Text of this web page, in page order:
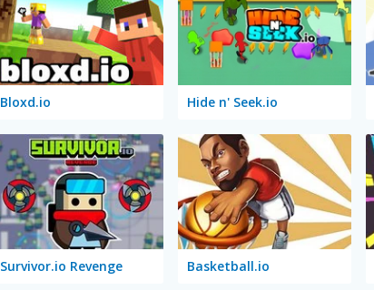
Bloxd.io Hide n' Seek.io
Survivor.io Revenge Basketball.io